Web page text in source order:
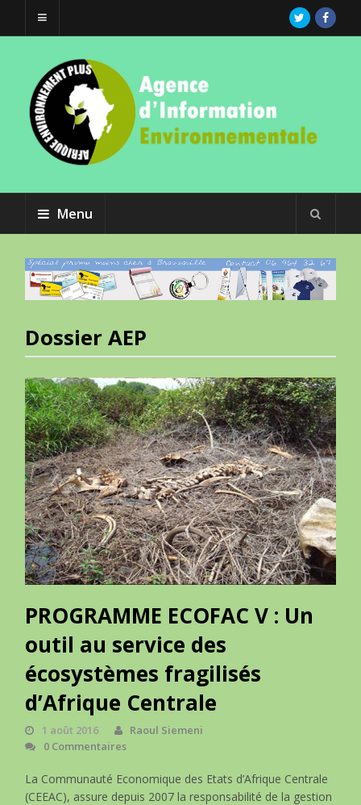
Menu
Dossier AEP
PROGRAMME ECOFAC V : Un
outil au service des
écosystèmes fragilisés
d’Afrique Centrale
1 août 2016
Raoul Siemeni
0 Commentaires
La Communauté Economique des Etats d’Afrique Centrale
(CEEAC), assure depuis 2007 la responsabilité de la gestion